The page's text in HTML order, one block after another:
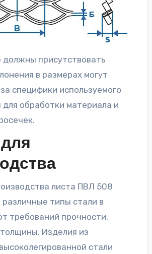
должны присутствовать
в размерах могут
специфики используемого
для обработки материала и
листа ПВЛ 508
различные типы стали в
требований прочности,
Изделия из
стали